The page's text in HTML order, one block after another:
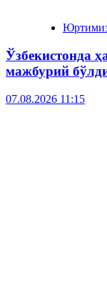
Ўзбекистонда
мажбурий
07.08.2026 11:15